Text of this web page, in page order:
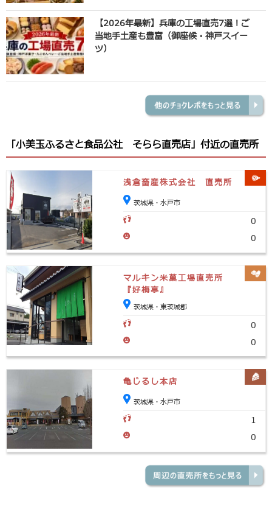
【2026年最新】兵庫の工場直売7選！ご
当地手土産も豊富（御座候・神戸スイー
ツ）
「小美玉ふるさと食品公社 そらら直売店」付近の直売所
浅倉畜産株式会社 直売所
茨城県・水戸市
0
0
マルキン米菓工場直売所
『好梅亭』
茨城県・東茨城郡
0
0
亀じるし本店
茨城県・水戸市
1
0